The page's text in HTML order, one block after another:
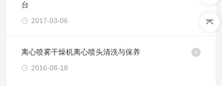
台
2017-03-06
离心喷雾干燥机离心喷头清洗与保养
2016-08-18